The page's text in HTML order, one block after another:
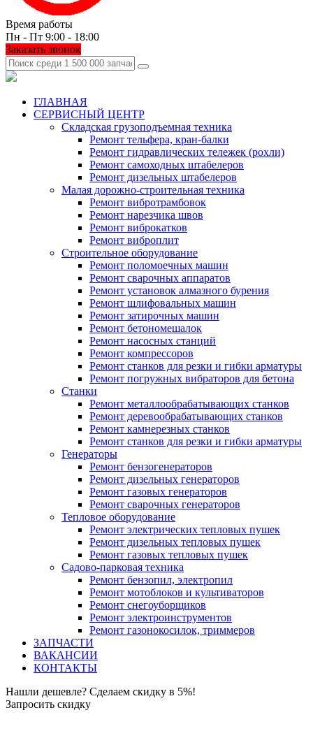
Время работы
Пн - Пт 9:00 - 18:00
Заказать звонок
ГЛАВНАЯ
СЕРВИСНЫЙ ЦЕНТР
Складская грузоподъемная техника
Ремонт тельфера, кран-балки
Ремонт гидравлических тележек (рохли)
Ремонт самоходных штабелеров
Ремонт дизельных штабелеров
Малая дорожно-строительная техника
Ремонт вибротрамбовок
Ремонт нарезчика швов
Ремонт виброкатков
Ремонт виброплит
Строительное оборудование
Ремонт поломоечных машин
Ремонт сварочных аппаратов
Ремонт установок алмазного бурения
Ремонт шлифовальных машин
Ремонт затирочных машин
Ремонт бетономешалок
Ремонт насосных станций
Ремонт компрессоров
Ремонт станков для резки и гибки арматуры
Ремонт погружных вибраторов для бетона
Станки
Ремонт металлообрабатывающих станков
Ремонт деревообрабатывающих станков
Ремонт камнерезных станков
Ремонт станков для резки и гибки арматуры
Генераторы
Ремонт бензогенераторов
Ремонт дизельных генераторов
Ремонт газовых генераторов
Ремонт сварочных генераторов
Тепловое оборудование
Ремонт электрических тепловых пушек
Ремонт дизельных тепловых пушек
Ремонт газовых тепловых пушек
Садово-парковая техника
Ремонт бензопил, электропил
Ремонт мотоблоков и культиваторов
Ремонт снегоуборщиков
Ремонт электроинструментов
Ремонт газонокосилок, триммеров
ЗАПЧАСТИ
ВАКАНСИИ
КОНТАКТЫ
Нашли дешевле? Сделаем скидку в 5%!
Запросить скидку